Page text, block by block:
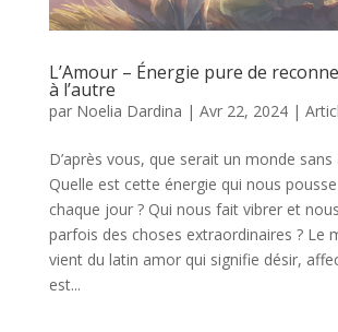
L’Amour – Énergie pure de
à l’autre
par Noelia Dardina | Avr 22, 2024|
D’après vous, que serait un monde sans
Quelle est cette énergie qui nous
chaque jour ? Qui nous fait vibrer et
parfois des choses extraordinaires ? Le
vient du latin amor qui signifie désir,
est...